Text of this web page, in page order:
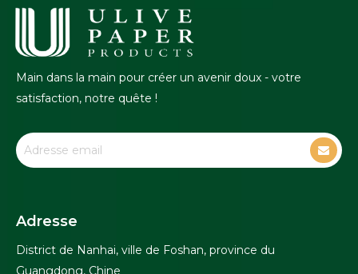
Main dans la main pour créer un avenir doux - votre
satisfaction, notre quête !
Adresse
District de Nanhai, ville de Foshan, province du
Guangdong, Chine